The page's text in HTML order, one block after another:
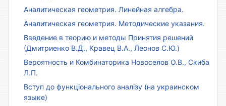
Аналитическая геометрия. Линейная алгебра.
Аналитическая геометрия. Методические указания.
Введение в теорию и методы Принятия решений
(Дмитриенко В.Д., Кравец В.А., Леонов С.Ю.)
Вероятность и Комбинаторика Новоселов О.В., Скиба
Л.П.
Вступ до функціонального аналізу (на украинском
языке)